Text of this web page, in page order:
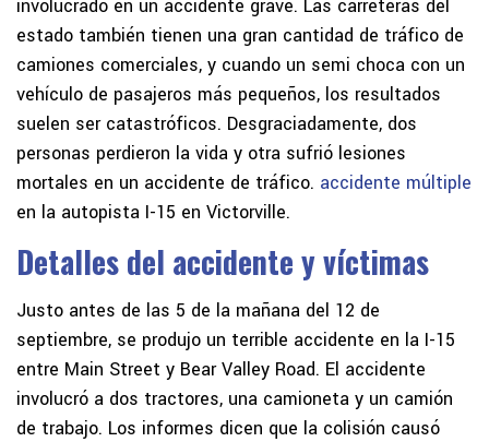
involucrado en un accidente grave. Las carreteras del
estado también tienen una gran cantidad de tráfico de
camiones comerciales, y cuando un semi choca con un
vehículo de pasajeros más pequeños, los resultados
suelen ser catastróficos. Desgraciadamente, dos
personas perdieron la vida y otra sufrió lesiones
mortales en un accidente de tráfico. accidente múltiple
en la autopista I-15 en Victorville.
Detalles del accidente y víctimas
Justo antes de las 5 de la mañana del 12 de
septiembre, se produjo un terrible accidente en la I-15
entre Main Street y Bear Valley Road. El accidente
involucró a dos tractores, una camioneta y un camión
de trabajo. Los informes dicen que la colisión causó